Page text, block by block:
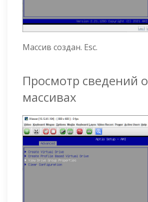
Массив создан. Esc.
Просмотр сведений о
массивах